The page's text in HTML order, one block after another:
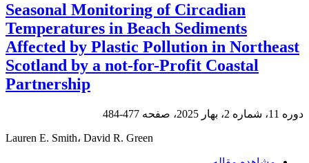
Seasonal Monitoring of Circadian
Temperatures in Beach Sediments
Affected by Plastic Pollution in Northeast
Scotland by a not-for-Profit Coastal
Partnership
دوره 11، شماره 2، بهار 2025، صفحه 477-484
Lauren E. Smith، David R. Green